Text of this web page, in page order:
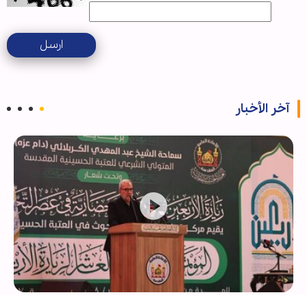
ارسل
آخر الأخبار